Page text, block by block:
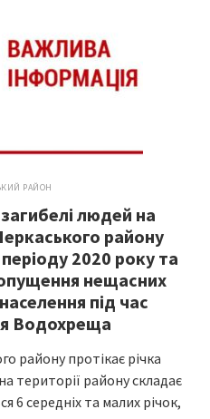
РАЙОН
людей на
району
2020 року та
нещасних
під час
Водохреща
району протікає річка
території району складає
6 середніх та малих річок,